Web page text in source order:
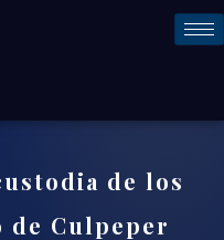
de los
de Culpeper